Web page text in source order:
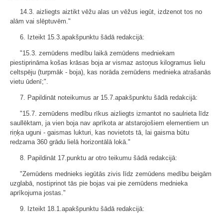
14.3. aizliegts aiztikt vēžu alas un vēžus iegūt, izdzenot tos no
alām vai slēptuvēm."
6. Izteikt 15.3.apakšpunktu šādā redakcijā:
"15.3. zemūdens medību laikā zemūdens medniekam
piestiprināma košas krāsas boja ar vismaz astoņus kilogramus lielu
celtspēju (turpmāk - boja), kas norāda zemūdens mednieka atrašanās
vietu ūdenī;".
7. Papildināt noteikumus ar 15.7.apakšpunktu šādā redakcijā:
"15.7. zemūdens medību rīkus aizliegts izmantot no saulrieta līdz
saullēktam, ja vien boja nav aprīkota ar atstarojošiem elementiem un
riņķa uguni - gaismas lukturi, kas novietots tā, lai gaisma būtu
redzama 360 grādu lielā horizontālā lokā."
8. Papildināt 17.punktu ar otro teikumu šādā redakcijā:
"Zemūdens mednieks iegūtās zivis līdz zemūdens medību beigām
uzglabā, nostiprinot tās pie bojas vai pie zemūdens mednieka
aprīkojuma jostas."
9. Izteikt 18.1.apakšpunktu šādā redakcijā: